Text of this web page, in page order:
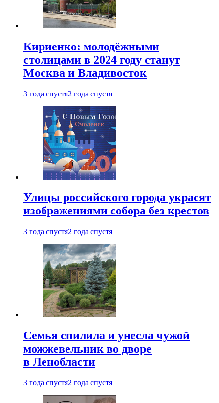
Кириенко: молодёжными
столицами в 2024 году станут
Москва и Владивосток
3 года спустя2 года спустя
Улицы российского города украсят
изображениями собора без крестов
3 года спустя2 года спустя
Семья спилила и унесла чужой
можжевельник во дворе
в Ленобласти
3 года спустя2 года спустя